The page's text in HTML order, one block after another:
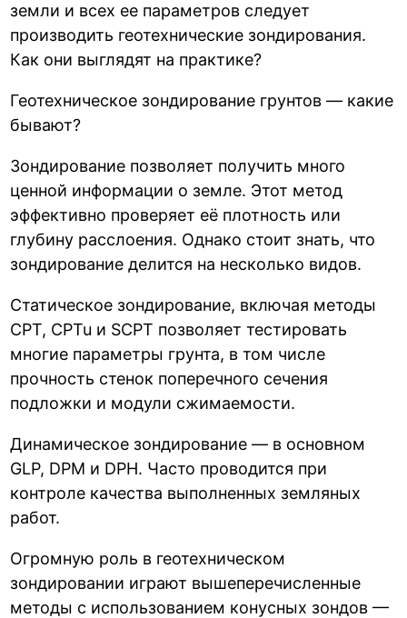
земли и всех ее параметров следует
производить геотехнические зондирования.
Как они выглядят на практике?
Геотехническое зондирование грунтов — какие
бывают?
Зондирование позволяет получить много
ценной информации о земле. Этот метод
эффективно проверяет её плотность или
глубину расслоения. Однако стоит знать, что
зондирование делится на несколько видов.
Статическое зондирование, включая методы
CPT, CPTu и SCPT позволяет тестировать
многие параметры грунта, в том числе
прочность стенок поперечного сечения
подложки и модули сжимаемости.
Динамическое зондирование — в основном
GLP, DPM и DPH. Часто проводится при
контроле качества выполненных земляных
работ.
Огромную роль в геотехническом
зондировании играют вышеперечисленные
методы с использованием конусных зондов —